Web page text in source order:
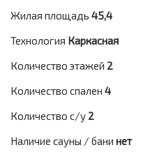
Жилая площадь 45,4
Технология Каркасная
Количество этажей 2
Количество спален 4
Количество с/у 2
Наличие сауны / бани нет